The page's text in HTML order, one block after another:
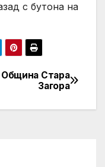
с бутона на
Община Стара
Загора